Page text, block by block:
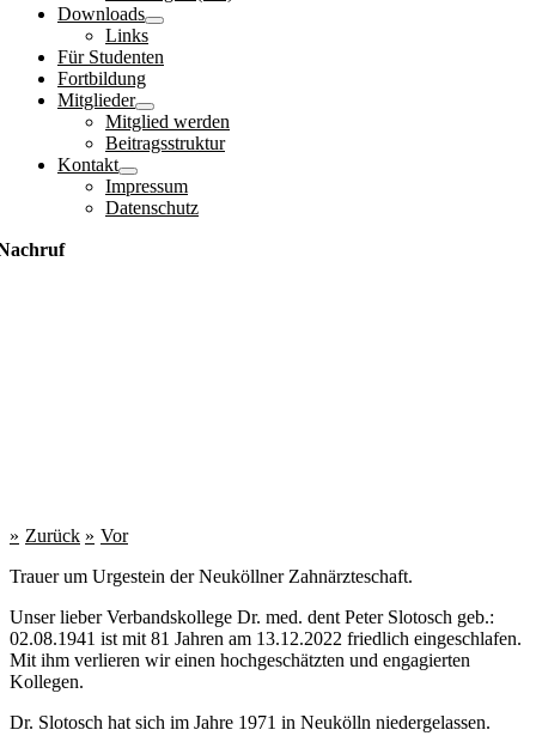
Downloads
Links
Für Studenten
Fortbildung
Mitglieder
Mitglied werden
Beitragsstruktur
Kontakt
Impressum
Datenschutz
Zurück
Vor
Trauer um Urgestein der Neuköllner Zahnärzteschaft.
Unser lieber Verbandskollege Dr. med. dent Peter Slotosch geb.:
02.08.1941 ist mit 81 Jahren am 13.12.2022 friedlich eingeschlafen.
Mit ihm verlieren wir einen hochgeschätzten und engagierten
Kollegen.
Dr. Slotosch hat sich im Jahre 1971 in Neukölln niedergelassen.